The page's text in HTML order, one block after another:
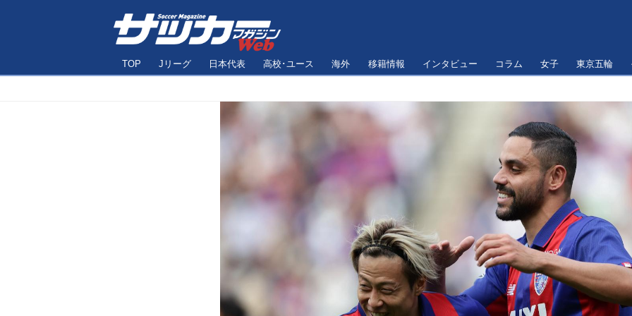
TOP Jリーグ 日本代表 高校･ユース 海外 移籍情報 インタビュー コラム 女子 東京五輪